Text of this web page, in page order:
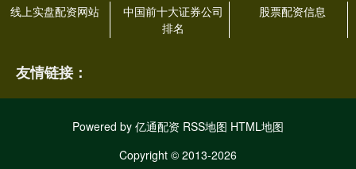
线上实盘配资网站
中国前十大证券公司
排名
股票配资信息
友情链接：
Powered by 亿通配资 RSS地图 HTML地图
Copyright © 2013-2026